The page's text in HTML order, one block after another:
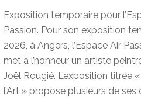
Exposition temporaire pour
Passion. Pour son exposition
2026, à Angers, l’Espace Air
met à l’honneur un artiste
Joël Rougié. L’exposition titrée «
l’Art » propose plusieurs de ses